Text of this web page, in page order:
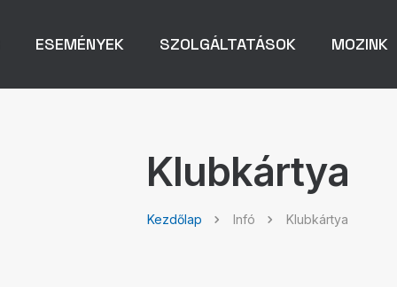
ESEMÉNYEK SZOLGÁLTATÁSOK MOZINK
Klubkártya
Kezdőlap Infó Klubkártya